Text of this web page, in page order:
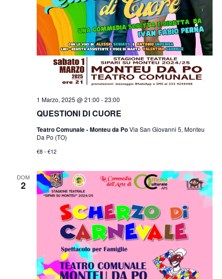
QUESTIONI DI CUORE
1 Marzo, 2025 @ 21:00 -23:00
Teatro Comunale - Monteu da PoVia San Giovanni 5, Monteu
Da Po (TO)
€8 - €12
DOM
2